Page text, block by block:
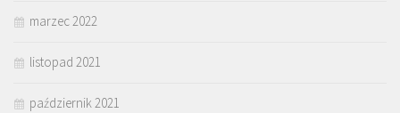
marzec 2022
listopad 2021
październik 2021